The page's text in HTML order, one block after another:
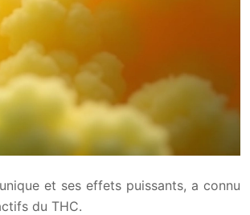
et ses effets puissants, a connu
du THC.